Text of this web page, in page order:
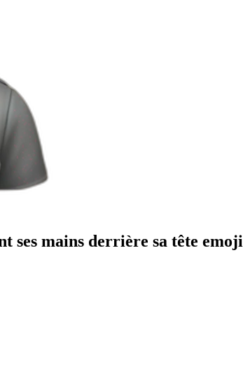
ses mains derrière sa tête emoji